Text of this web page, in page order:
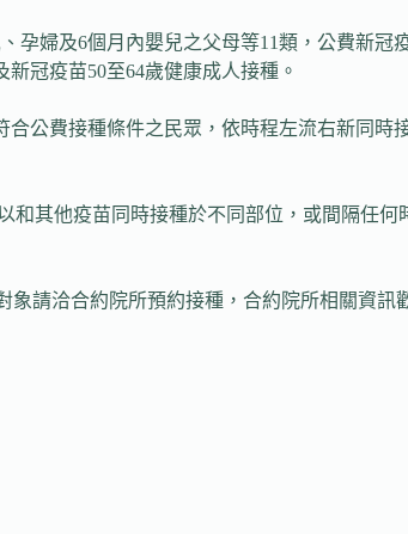
孕婦及6個月內嬰兒之父母等11類，公費新冠
冠疫苗50至64歲健康成人接種。
公費接種條件之民眾，依時程左流右新同時
其他疫苗同時接種於不同部位，或間隔任何
象請洽合約院所預約接種，合約院所相關資訊